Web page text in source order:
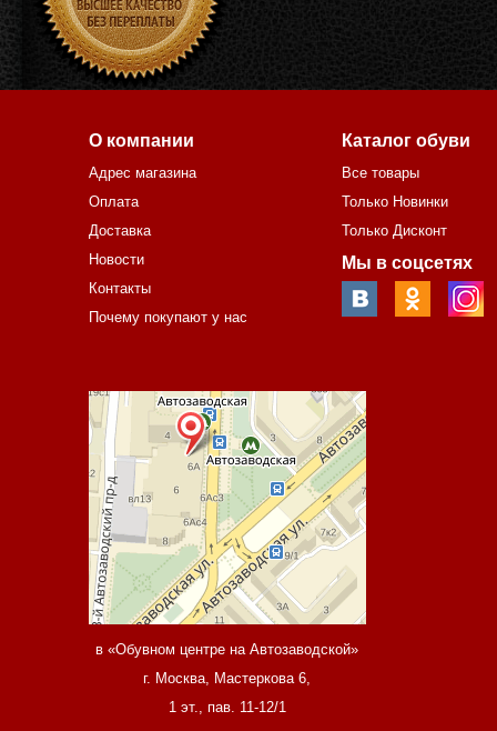
О компании
Адрес магазина
Оплата
Доставка
Новости
Контакты
Почему покупают у нас
Каталог обуви
Все товары
Только Новинки
Только Дисконт
Мы в соцсетях
в «Обувном центре на Автозаводской»
г. Москва, Мастеркова 6,
1 эт., пав. 11-12/1